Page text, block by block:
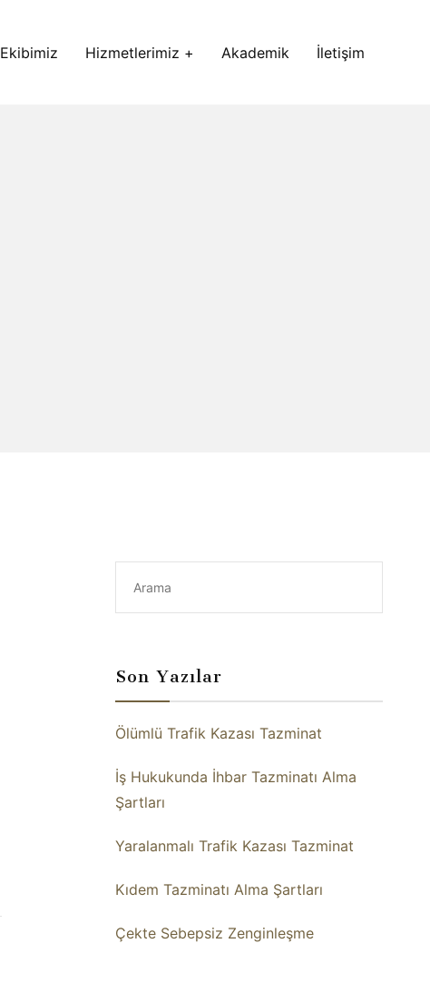
Ekibimiz Hizmetlerimiz + Akademik İletişim
Son Yazılar
Ölümlü Trafik Kazası Tazminat
İş Hukukunda İhbar Tazminatı Alma
Şartları
Yaralanmalı Trafik Kazası Tazminat
Kıdem Tazminatı Alma Şartları
Çekte Sebepsiz Zenginleşme